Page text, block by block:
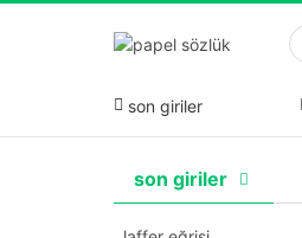
son giriler
son giriler